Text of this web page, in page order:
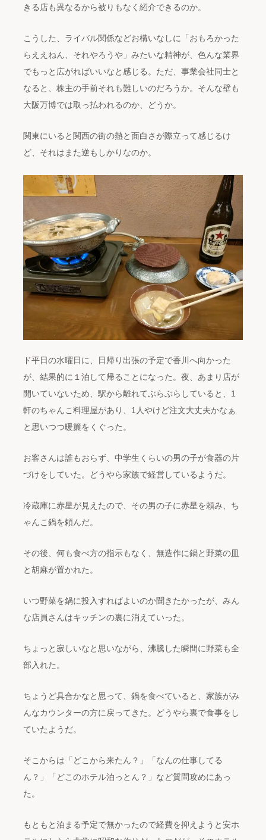
きる店も異なるから被りもなく紹介できるのか。
こうした、ライバル関係などお構いなしに「おもろかった
らええねん、それやろうや」みたいな精神が、色んな業界
でもっと広がればいいなと感じる。ただ、事業会社同士と
なると、株主の手前それも難しいのだろうか。そんな壁も
大阪万博では取っ払われるのか、どうか。
関東にいると関西の街の熱と面白さが際立って感じるけ
ど、それはまた逆もしかりなのか。
ド平日の水曜日に、日帰り出張の予定で香川へ向かった
が、結果的に１泊して帰ることになった。夜、あまり店が
開いていないため、駅から離れてぶらぶらしていると、1
軒のちゃんこ料理屋があり、1人やけど注文大丈夫かなぁ
と思いつつ暖簾をくぐった。
お客さんは誰もおらず、中学生くらいの男の子が食器の片
づけをしていた。どうやら家族で経営しているようだ。
冷蔵庫に赤星が見えたので、その男の子に赤星を頼み、ち
ゃんこ鍋を頼んだ。
その後、何も食べ方の指示もなく、無造作に鍋と野菜の皿
と胡麻が置かれた。
いつ野菜を鍋に投入すればよいのか聞きたかったが、みん
な店員さんはキッチンの裏に消えていった。
ちょっと寂しいなと思いながら、沸騰した瞬間に野菜も全
部入れた。
ちょうど具合かなと思って、鍋を食べていると、家族がみ
んなカウンターの方に戻ってきた。どうやら裏で食事をし
ていたようだ。
そこからは「どこから来たん？」「なんの仕事してる
ん？」「どこのホテル泊っとん？」など質問攻めにあっ
た。
もともと泊まる予定で無かったので経費を抑えようと安ホ